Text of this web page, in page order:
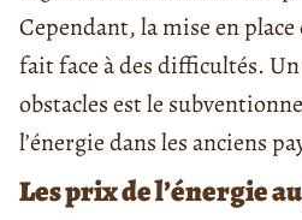
Cependant, la mise en
fait face à des difficultés.
obstacles est le
l’énergie dans les anciens
Les prix de l’énergie